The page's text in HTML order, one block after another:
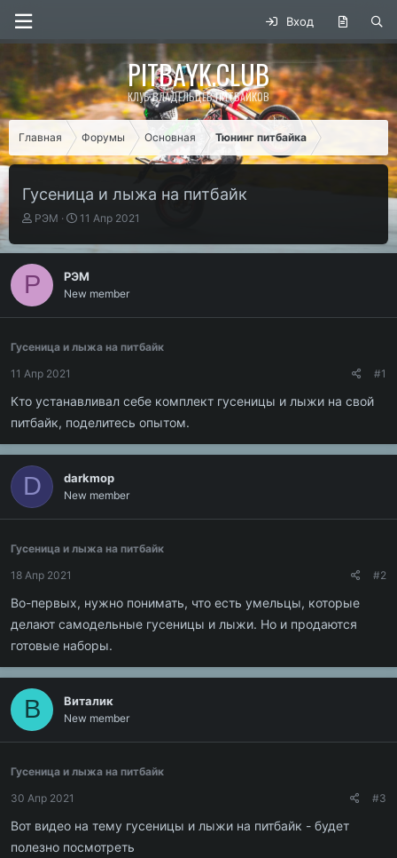
Вход
PITBAYK.CLUB
КЛУБ ВЛАДЕЛЬЦЕВ ПИТБАЙКОВ
Главная Форумы Основная Тюнинг питбайка
Гусеница и лыжа на питбайк
А
т
о
р
ы
РЭМ
Д
т
н
а
л
11 Апр 2021
Р РЭМ
New member
Гусеница и лыжа на питбайк
11 Апр 2021
#1
Кто устанавливал себе комплект гусеницы и лыжи на свой
питбайк, поделитесь опытом.
D darkmop
New member
Гусеница и лыжа на питбайк
18 Апр 2021
#2
Во-первых, нужно понимать, что есть умельцы, которые
делают самодельные гусеницы и лыжи. Но и продаются
готовые наборы.
В Виталик
New member
Гусеница и лыжа на питбайк
30 Апр 2021
#3
Вот видео на тему гусеницы и лыжи на питбайк - будет
полезно посмотреть